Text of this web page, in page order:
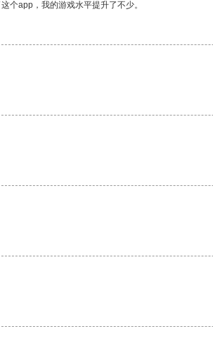
个app，我的游戏水平提升了不少。